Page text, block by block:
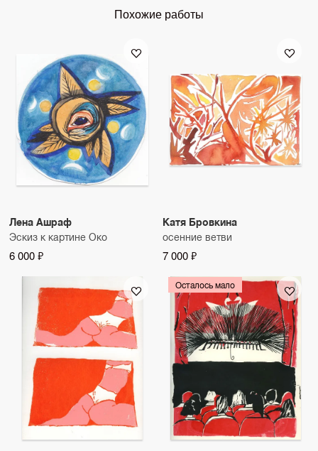
Похожие работы
Лена Ашраф
Эскиз к картине Око
6 000 ₽
Катя Бровкина
осенние ветви
7 000 ₽
Осталось мало